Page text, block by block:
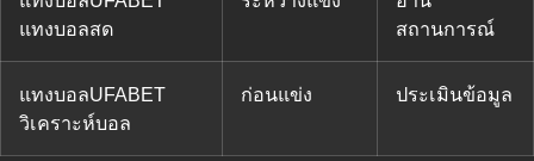
แทงบอลสด
สถานการณ์
แทงบอลUFABET
วิเคราะห์บอล
ก่อนแข่ง ประเมินข้อมูล